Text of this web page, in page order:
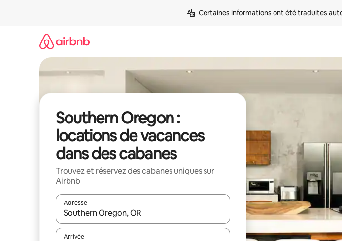
Certaines informations ont été traduites
Southern Oregon :
locations de vacances
dans des cabanes
Trouvez et réservez des cabanes uniques sur
Airbnb
Adresse
Lorsque les résultats s'affichent, utilisez les flèches vers le haut et vers le bas pour les
Arrivée